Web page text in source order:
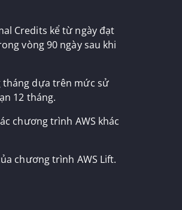
Credits kể từ ngày đạt
vòng 90 ngày sau khi
tháng dựa trên mức sử
12 tháng.
chương trình AWS khác
chương trình AWS Lift.